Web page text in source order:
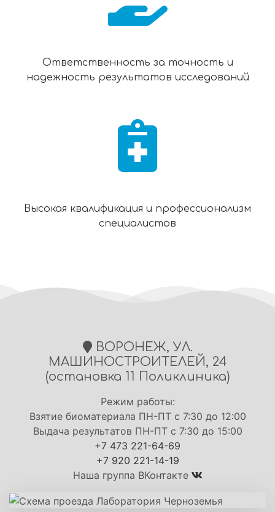
Ответственность за точность и
надежность результатов исследований
Высокая квалификация и профессионализм
специалистов
ВОРОНЕЖ, УЛ.
МАШИНОСТРОИТЕЛЕЙ, 24
(остановка 11 Поликлиника)
Режим работы:
Взятие биоматериала ПН-ПТ с 7:30 до 12:00
Выдача результатов ПН-ПТ с 7:30 до 15:00
+7 473 221-64-69
+7 920 221-14-19
Наша группа ВКонтакте